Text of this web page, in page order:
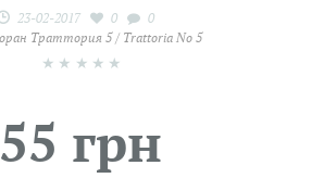
23-02-2017 0
0
Траттория 5 / Trattoria No 5
★
★
★
★
★
55 грн